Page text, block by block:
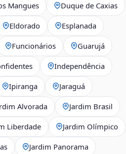
Mangues Duque de Caxias
Eldorado Esplanada
Funcionários Guarujá
Independência
Ipiranga Jaraguá
Alvorada Jardim Brasil
Liberdade Jardim Olímpico
Jardim Panorama